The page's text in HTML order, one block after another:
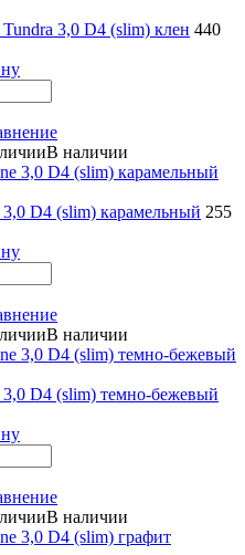
3,0 D4 (slim) клен 440
В наличии
D4 (slim) карамельный 255
В наличии
D4 (slim) темно-бежевый
В наличии